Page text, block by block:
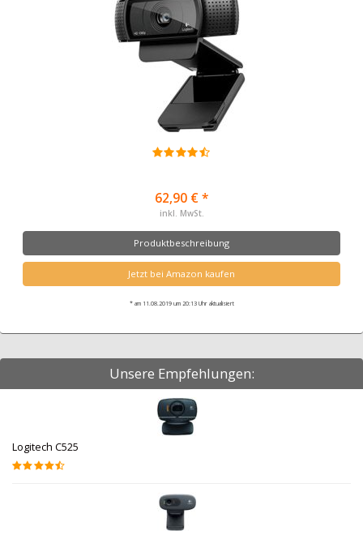
62,90 € *
inkl. MwSt.
Produktbeschreibung
Jetzt bei Amazon kaufen
* am 11.08.2019 um 20:13 Uhr aktualisiert
Unsere Empfehlungen:
Logitech C525